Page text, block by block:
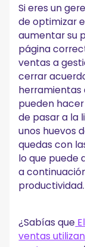
a.
b.
c.
reuniones
d.
Conclusión
Si eres un
de optimizar
aumentar su
página
ventas a
cerrar
herramientas
pueden
de pasar a la
unos huevos
quedas con
lo que puede
a
productividad.
¿Sabías que
ventas